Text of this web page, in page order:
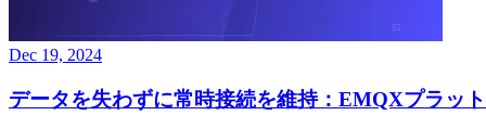
Dec 19, 2024
データを失わずに常時接続を維持：EMQXプラッ